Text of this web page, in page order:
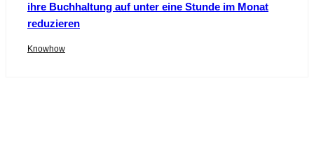
ihre Buchhaltung auf unter eine Stunde im Monat
reduzieren
Knowhow